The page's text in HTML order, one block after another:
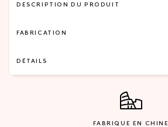
DESCRIPTION DU PRODUIT
FABRICATION
DÉTAILS
FABRIQUE EN CHINE